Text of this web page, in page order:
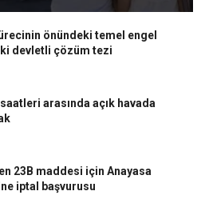
önündeki temel engel
devletli çözüm tezi
arasında açık havada
23B maddesi için Anayasa
iptal başvurusu